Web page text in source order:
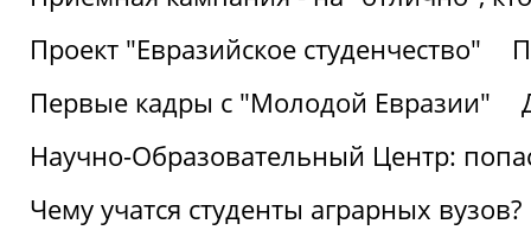
Проект "Евразийское студенчество"
Первые кадры с "Молодой Евразии"
Научно-Образовательный Центр:
Чему учатся студенты аграрных вузов?